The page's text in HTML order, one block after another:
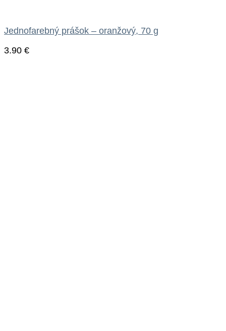
Jednofarebný prášok – oranžový, 70 g
3.90 €